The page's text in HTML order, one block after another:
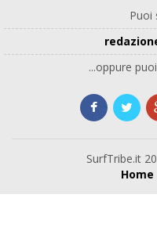
Puoi
...oppure
SurfTribe.it
Home